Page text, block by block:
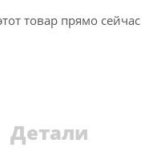
товар прямо сейчас
Детали